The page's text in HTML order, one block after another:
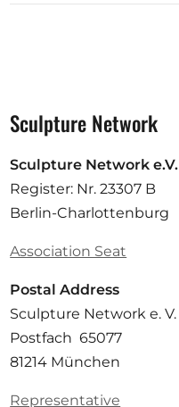
Sculpture Network
Sculpture Network e.V.
Register: Nr. 23307 B
Berlin-Charlottenburg
Association Seat
Postal Address
Sculpture Network e. V.
Postfach 65077
81214 München
Representative